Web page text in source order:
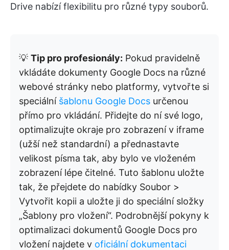
Drive nabízí flexibilitu pro různé typy souborů.
💡 Tip pro profesionály: Pokud pravidelně
vkládáte dokumenty Google Docs na různé
webové stránky nebo platformy, vytvořte si
speciální šablonu Google Docs určenou
přímo pro vkládání. Přidejte do ní své logo,
optimalizujte okraje pro zobrazení v iframe
(užší než standardní) a přednastavte
velikost písma tak, aby bylo ve vloženém
zobrazení lépe čitelné. Tuto šablonu uložte
tak, že přejdete do nabídky Soubor >
Vytvořit kopii a uložte ji do speciální složky
„Šablony pro vložení“. Podrobnější pokyny k
optimalizaci dokumentů Google Docs pro
vložení najdete v oficiální dokumentaci